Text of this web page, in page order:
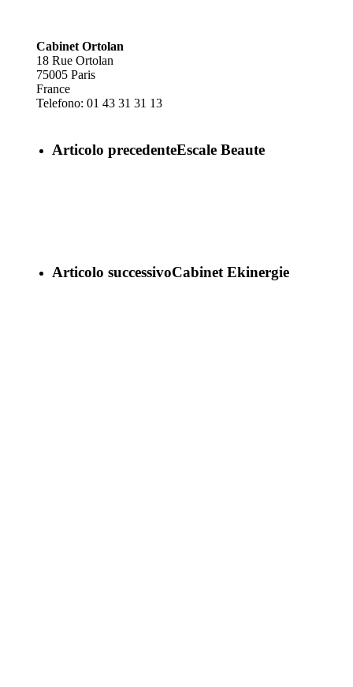
Cabinet Ortolan
18 Rue Ortolan
75005 Paris
France
Telefono: 01 43 31 31 13
Articolo precedenteEscale Beaute
Articolo successivoCabinet Ekinergie